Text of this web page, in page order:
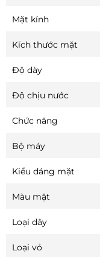
Mặt kính
Kích thước mặt
Độ dày
Độ chịu nước
Chức năng
Bộ máy
Kiểu dáng mặt
Màu mặt
Loại dây
Loại vỏ